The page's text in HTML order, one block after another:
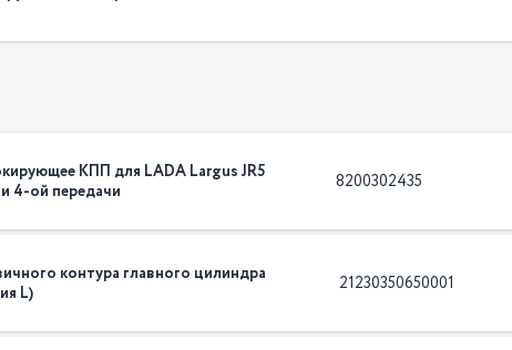
КПП для LADA Largus JR5
4-ой передачи
8200302435
контура главного цилиндра
L)
21230350650001